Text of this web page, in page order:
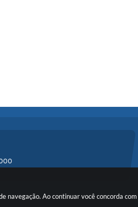
navegação. Ao continuar você concorda com